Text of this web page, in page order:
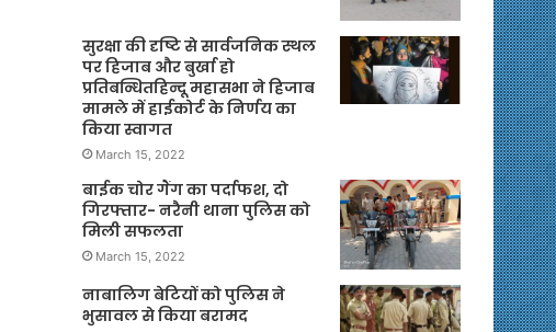
सुरक्षा की दृष्टि से सार्वजनिक स्थल
पर हिजाब और बुर्खा हो
प्रतिबन्धितहिन्दू महासभा ने हिजाब
मामले में हाईकोर्ट के निर्णय का
किया स्वागत
March 15, 2022
बाईक चोर गैंग का पर्दाफश, दो
गिरफ्तार- नरैनी थाना पुलिस को
मिली सफलता
March 15, 2022
नाबालिग बेटियों को पुलिस ने
भुसावल से किया बरामद